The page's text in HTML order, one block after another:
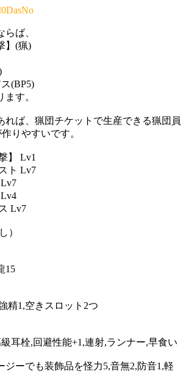
ば、
】(猟)
(BP5)
す。
れば、猟団チケットで生産できる猟団員
りやすいです。
】 Lv1
ト Lv7
Lv7
）
15
精1,空きスロット2つ
耳栓,回避性能+1,連射,ランナー,早食い
ジーでも装飾品を怪力5,音無2,防音1,軽